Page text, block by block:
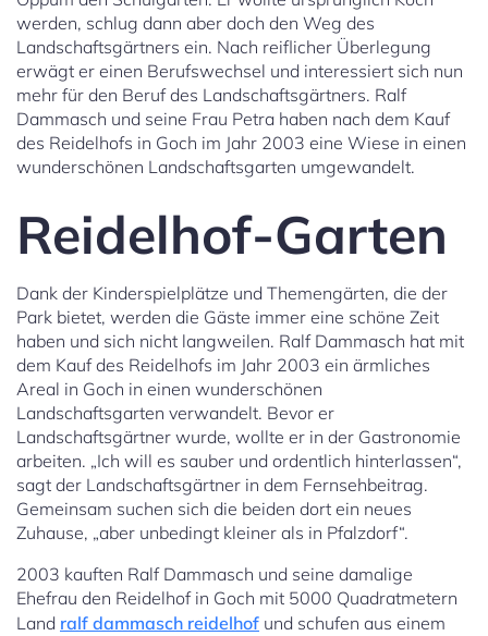
werden, schlug dann aber doch den Weg des
Landschaftsgärtners ein. Nach reiflicher Überlegung
erwägt er einen Berufswechsel und interessiert sich nun
mehr für den Beruf des Landschaftsgärtners. Ralf
Dammasch und seine Frau Petra haben nach dem Kauf
des Reidelhofs in Goch im Jahr 2003 eine Wiese in einen
wunderschönen Landschaftsgarten umgewandelt.
Reidelhof-Garten
Dank der Kinderspielplätze und Themengärten, die der
Park bietet, werden die Gäste immer eine schöne Zeit
haben und sich nicht langweilen. Ralf Dammasch hat mit
dem Kauf des Reidelhofs im Jahr 2003 ein ärmliches
Areal in Goch in einen wunderschönen
Landschaftsgarten verwandelt. Bevor er
Landschaftsgärtner wurde, wollte er in der Gastronomie
arbeiten. „Ich will es sauber und ordentlich hinterlassen“,
sagt der Landschaftsgärtner in dem Fernsehbeitrag.
Gemeinsam suchen sich die beiden dort ein neues
Zuhause, „aber unbedingt kleiner als in Pfalzdorf“.
2003 kauften Ralf Dammasch und seine damalige
Ehefrau den Reidelhof in Goch mit 5000 Quadratmetern
Land ralf dammasch reidelhof und schufen aus einem